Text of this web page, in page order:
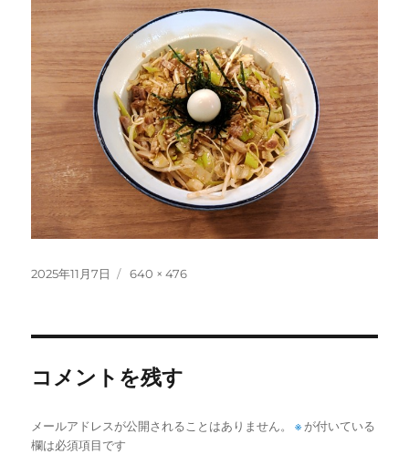
投
2025年11月7日
フ
640 × 476
コメントを残す
メールアドレスが公開されることはありません。 ※ が付いている
欄は必須項目です